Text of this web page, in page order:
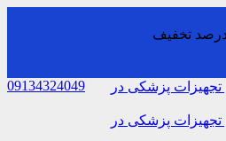
09134324049